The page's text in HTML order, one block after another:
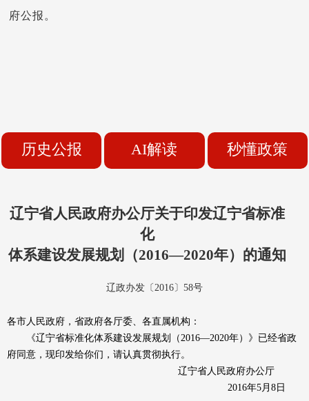
府公报。
历史公报 AI解读 秒懂政策
辽宁省人民政府办公厅关于印发辽宁省标准
化
体系建设发展规划（2016—2020年）的通知
辽政办发〔2016〕58号
各市人民政府，省政府各厅委、各直属机构：
《辽宁省标准化体系建设发展规划（2016—2020年）》已经省政
府同意，现印发给你们，请认真贯彻执行。
辽宁省人民政府办公厅
2016年5月8日